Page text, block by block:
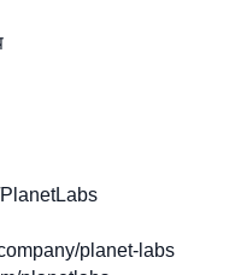
planet-labs